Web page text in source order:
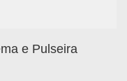
e Pulseira